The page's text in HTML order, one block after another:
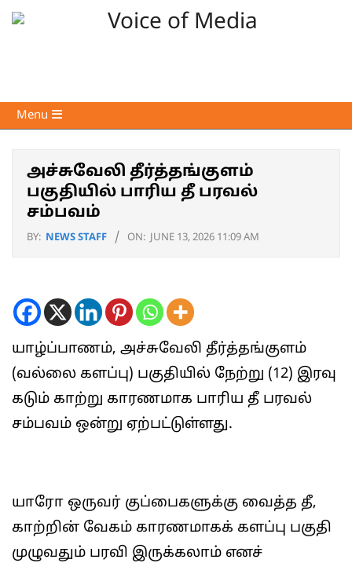
Skip
Voice
of
Primary
Navigation
Menu
அச்சுவேலி தீர்த்தங்குளம்
பகுதியில் பாரிய தீ பரவல்
சம்பவம்
BY: NEWS STAFF ON: JUNE 13, 2026 11:09 AM
யாழ்ப்பாணம், அச்சுவேலி தீர்த்தங்குளம்
(வல்லை களப்பு) பகுதியில் நேற்று (12) இரவு
கடும் காற்று காரணமாக பாரிய தீ பரவல்
சம்பவம் ஒன்று ஏற்பட்டுள்ளது.
யாரோ ஒருவர் குப்பைகளுக்கு வைத்த தீ,
காற்றின் வேகம் காரணமாகக் களப்பு பகுதி
முழுவதும் பரவி இருக்கலாம் எனச்